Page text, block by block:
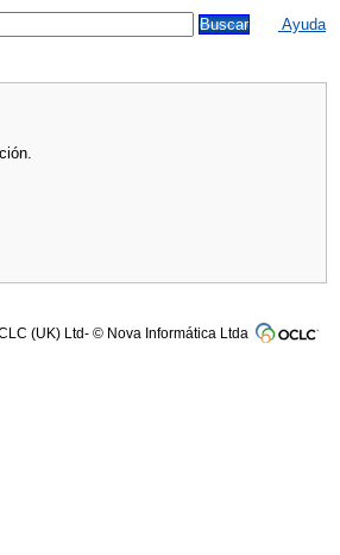
Ayuda
(UK) Ltd- © Nova Informática Ltda